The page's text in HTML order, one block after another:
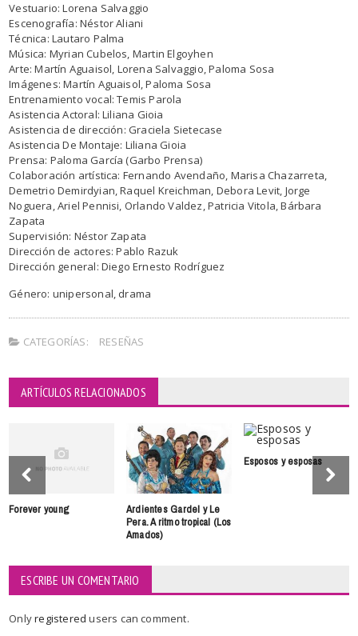
Vestuario: Lorena Salvaggio
Escenografía: Néstor Aliani
Técnica: Lautaro Palma
Música: Myrian Cubelos, Martin Elgoyhen
Arte: Martín Aguaisol, Lorena Salvaggio, Paloma Sosa
Imágenes: Martín Aguaisol, Paloma Sosa
Entrenamiento vocal: Temis Parola
Asistencia Actoral: Liliana Gioia
Asistencia de dirección: Graciela Sietecase
Asistencia De Montaje: Liliana Gioia
Prensa: Paloma García (Garbo Prensa)
Colaboración artística: Fernando Avendaño, Marisa Chazarreta,
Demetrio Demirdyian, Raquel Kreichman, Debora Levit, Jorge
Noguera, Ariel Pennisi, Orlando Valdez, Patricia Vitola, Bárbara
Zapata
Supervisión: Néstor Zapata
Dirección de actores: Pablo Razuk
Dirección general: Diego Ernesto Rodríguez
Género: unipersonal, drama
CATEGORÍAS: RESEÑAS
ARTÍCULOS RELACIONADOS
Forever young Ardientes Gardel y Le
Pera. A ritmo tropical (Los
Amados)
Esposos y esposas
ESCRIBE UN COMENTARIO
Onlyregisteredusers can comment.